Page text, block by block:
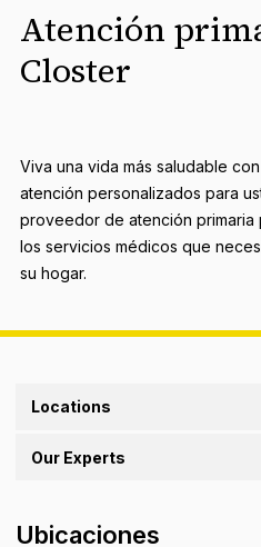
Atención
Closter
Viva una vida más saludable
atención personalizados para
proveedor de atención
los servicios médicos que
su hogar.
Locations
Our Experts
Ubicaciones